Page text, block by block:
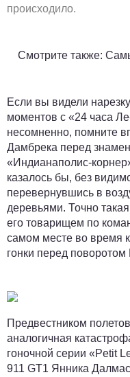
происходило.
Смотрите также:
Если вы видели
моментов с «24 часа
несомненно, помните
Дамбрека перед
«Индианаполис-
казалось бы, без
перевернувшись в
деревьями. Точно
его товарищем по
самом месте во время
гонки перед
Предвестником
аналогичная
гоночной серии «Petit
911 GT1 Янника